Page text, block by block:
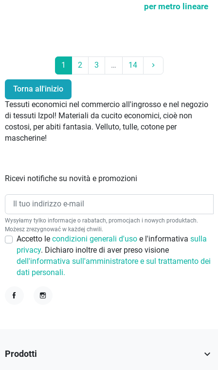
per metro lineare
1 2 3 … 14 keyboard_arrow_right
Torna all'inizio
Tessuti economici nel commercio all'ingrosso e nel negozio
di tessuti Izpol! Materiali da cucito economici, cioè non
costosi, per abiti fantasia. Velluto, tulle, cotone per
mascherine!
Ricevi notifiche su novità e promozioni
Wysyłamy tylko informacje o rabatach, promocjach i nowych produktach.
Możesz zrezygnować w każdej chwili.
Accetto le condizioni generali d'uso e l'informativa sulla
privacy. Dichiaro inoltre di aver preso visione
dell'informativa sull'amministratore e sul trattamento dei
dati personali.
Prodotti
